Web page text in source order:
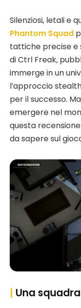
Silenziosi, letali e
Phantom Squad
tattiche precise e
di Ctrl Freak,
immerge in un
l’approccio
per il successo.
emergere nel
questa
da sapere sul
| Una